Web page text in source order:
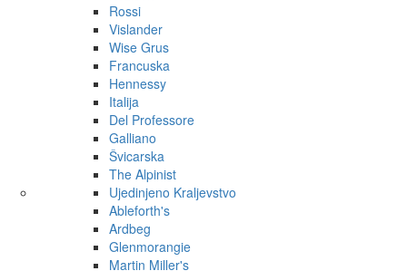
Rossi
Vislander
Wise Grus
Francuska
Hennessy
Italija
Del Professore
Galliano
Švicarska
The Alpinist
Ujedinjeno Kraljevstvo
Ableforth's
Ardbeg
Glenmorangie
Martin Miller's